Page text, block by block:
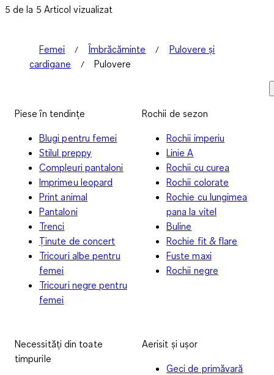
5 de la 5 Articol vizualizat
Femei Îmbrăcăminte
Pulovere și
cardigane
Pulovere
Piese în tendințe
Blugi pentru femei
Stilul preppy
Compleuri pantaloni
Imprimeu leopard
Print animal
Pantaloni
Trenci
Ținute de concert
Tricouri albe pentru
femei
Tricouri negre pentru
femei
Rochii de sezon
Rochii imperiu
Linie A
Rochii cu curea
Rochii colorate
Rochie cu lungimea
pana la vitel
Buline
Rochie fit & flare
Fuste maxi
Rochii negre
Necessități din toate
timpurile
Aerisit și ușor
Geci de primăvară